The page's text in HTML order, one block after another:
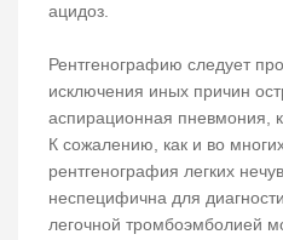
ацидоз.
Рентгенографию следует
исключения иных причин
аспирационная пневмония,
К сожалению, как и во
рентгенография легких
неспецифична для
легочной тромбоэмболией